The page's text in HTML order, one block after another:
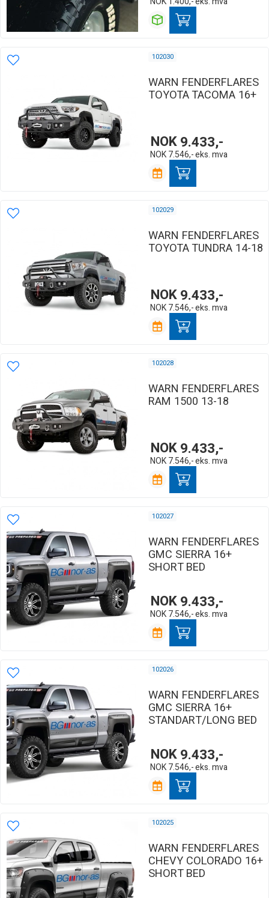
102030
WARN FENDERFLARES
TOYOTA TACOMA 16+
NOK9.433,-
NOK 7.546,-eks. mva
102029
WARN FENDERFLARES
TOYOTA TUNDRA 14-18
NOK9.433,-
NOK 7.546,-eks. mva
102028
WARN FENDERFLARES
RAM 1500 13-18
NOK9.433,-
NOK 7.546,-eks. mva
102027
WARN FENDERFLARES
GMC SIERRA 16+
SHORT BED
NOK9.433,-
NOK 7.546,-eks. mva
102026
WARN FENDERFLARES
GMC SIERRA 16+
STANDART/LONG BED
NOK9.433,-
NOK 7.546,-eks. mva
102025
WARN FENDERFLARES
CHEVY COLORADO 16+
SHORT BED